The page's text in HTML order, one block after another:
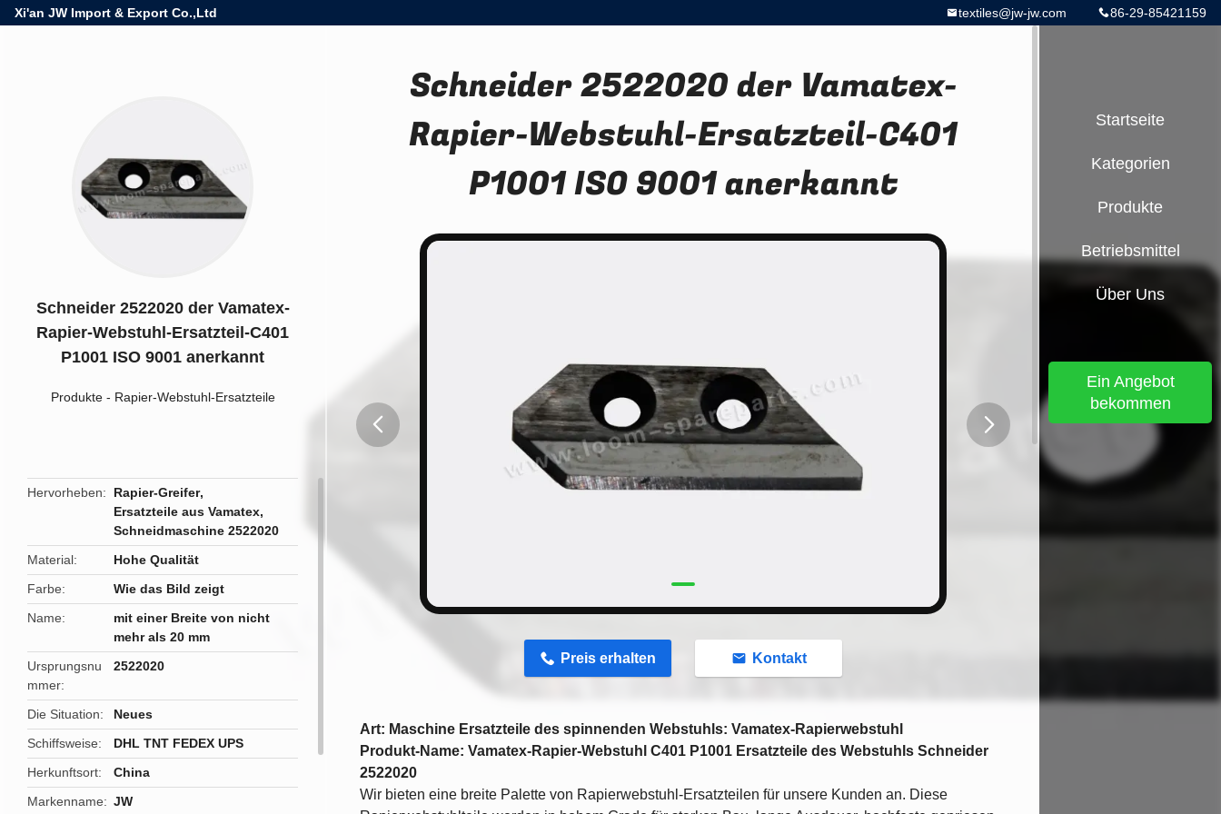
Xi'an JW Import & Export Co.,Ltd 86-29-85421159
textiles@jw-jw.com
Schneider 2522020 der Vamatex-
Rapier-Webstuhl-Ersatzteil-C401
P1001 ISO 9001 anerkannt
Produkte- Rapier-Webstuhl-Ersatzteile
Hervorheben Rapier-Greifer,
Ersatzteile aus Vamatex,
Schneidmaschine 2522020
Material
Hohe Qualität
Farbe
Wie das Bild zeigt
Name
mit einer Breite von nicht
mehr als 20 mm
Ursprungsnu
mmer
2522020
Die Situation
Neues
Schiffsweise
DHL TNT FEDEX UPS
Herkunftsort
China
Markenname
JW
Schneider 2522020 der Vamatex-
Rapier-Webstuhl-Ersatzteil-C401
P1001 ISO 9001 anerkannt
Preis erhalten Kontakt
Art: Maschine Ersatzteile des spinnenden Webstuhls: Vamatex-Rapierwebstuhl
Produkt-Name: Vamatex-Rapier-Webstuhl C401 P1001 Ersatzteile des Webstuhls Schneider
2522020
Wir bieten eine breite Palette von Rapierwebstuhl-Ersatzteilen für unsere Kunden an. Diese
Startseite
Kategorien
Produkte
Betriebsmittel
Über Uns
Ein Angebot
bekommen